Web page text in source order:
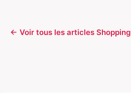
← Voir tous les articles Shopping